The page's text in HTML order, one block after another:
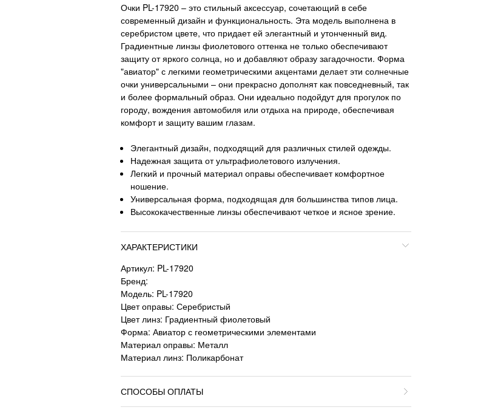
Очки PL-17920 – это стильный аксессуар, сочетающий в себе
современный дизайн и функциональность. Эта модель выполнена в
серебристом цвете, что придает ей элегантный и утонченный вид.
Градиентные линзы фиолетового оттенка не только обеспечивают
защиту от яркого солнца, но и добавляют образу загадочности. Форма
"авиатор" с легкими геометрическими акцентами делает эти солнечные
очки универсальными – они прекрасно дополнят как повседневный, так
и более формальный образ. Они идеально подойдут для прогулок по
городу, вождения автомобиля или отдыха на природе, обеспечивая
комфорт и защиту вашим глазам.
Элегантный дизайн, подходящий для различных стилей одежды.
Надежная защита от ультрафиолетового излучения.
Легкий и прочный материал оправы обеспечивает комфортное
ношение.
Универсальная форма, подходящая для большинства типов лица.
Высококачественные линзы обеспечивают четкое и ясное зрение.
ХАРАКТЕРИСТИКИ
Артикул: PL-17920
Бренд:
Модель: PL-17920
Цвет оправы: Серебристый
Цвет линз: Градиентный фиолетовый
Форма: Авиатор с геометрическими элементами
Материал оправы: Металл
Материал линз: Поликарбонат
СПОСОБЫ ОПЛАТЫ